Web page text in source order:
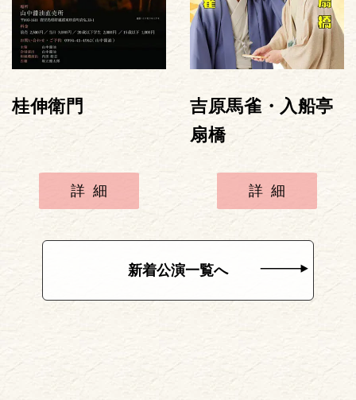
桂伸衛門
詳細
吉原馬雀・入船亭
扇橋
詳細
新着公演一覧へ